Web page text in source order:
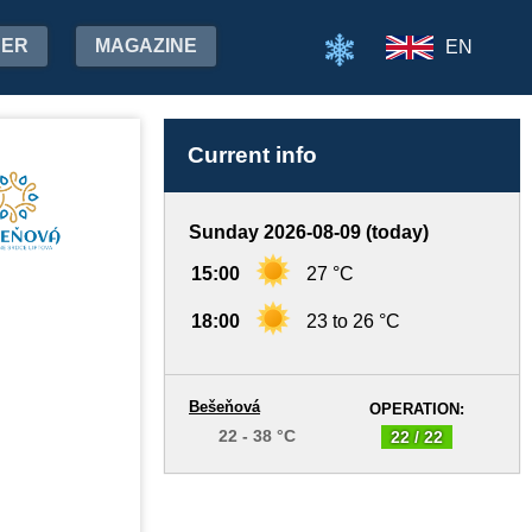
MAGAZINE EN
Current info
Sunday 2026-08-09 (today)
15:00 27 °C
18:00 23 to 26 °C
OPERATION:
22 / 22
Bešeňová
22 - 38 °C